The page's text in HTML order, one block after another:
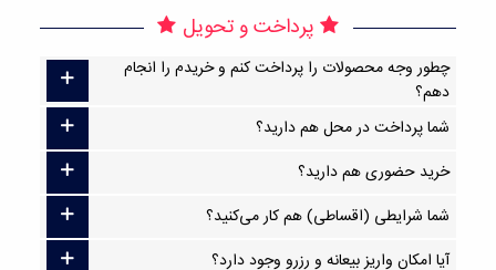
پرداخت و تحویل
چطور وجه محصولات را پرداخت کنم و خریدم را انجام
دهم؟
شما پرداخت در محل هم دارید؟
خرید حضوری هم دارید؟
شما شرایطی (اقساطی) هم کار می‌کنید؟
آیا امکان واریز بیعانه و رزرو وجود دارد؟